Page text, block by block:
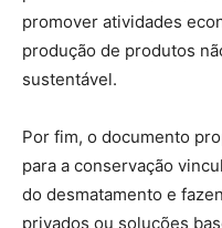
promover atividades
produção de produtos
sustentável.
Por fim, o documento
para a conservação
do desmatamento e
privados ou soluções